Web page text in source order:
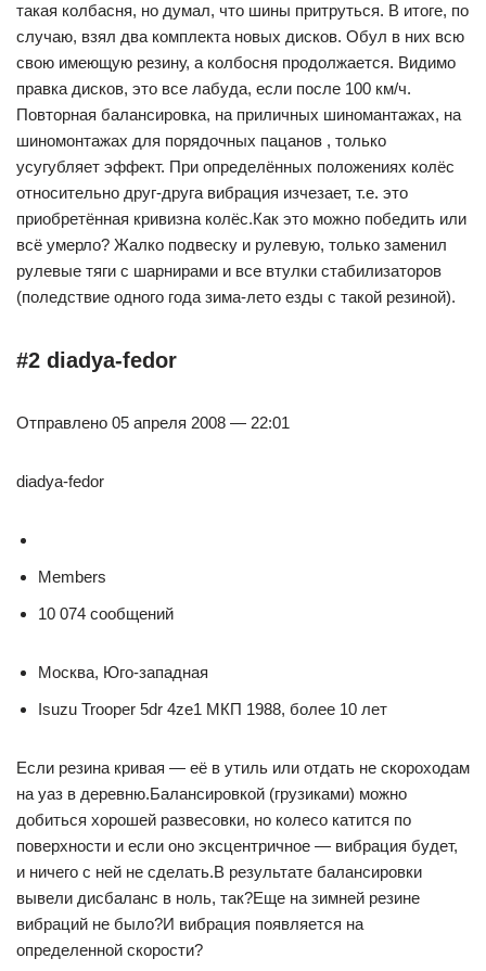
такая колбасня, но думал, что шины притруться. В итоге, по
случаю, взял два комплекта новых дисков. Обул в них всю
свою имеющую резину, а колбосня продолжается. Видимо
правка дисков, это все лабуда, если после 100 км/ч.
Повторная балансировка, на приличных шиномантажах, на
шиномонтажах для порядочных пацанов , только
усугубляет эффект. При определённых положениях колёс
относительно друг-друга вибрация изчезает, т.е. это
приобретённая кривизна колёс.Как это можно победить или
всё умерло? Жалко подвеску и рулевую, только заменил
рулевые тяги с шарнирами и все втулки стабилизаторов
(поледствие одного года зима-лето езды с такой резиной).
#2 diadya-fedor
Отправлено 05 апреля 2008 — 22:01
diadya-fedor
Members
10 074 сообщений
Москва, Юго-западная
Isuzu Trooper 5dr 4ze1 МКП 1988, более 10 лет
Если резина кривая — её в утиль или отдать не скороходам
на уаз в деревню.Балансировкой (грузиками) можно
добиться хорошей развесовки, но колесо катится по
поверхности и если оно эксцентричное — вибрация будет,
и ничего с ней не сделать.В результате балансировки
вывели дисбаланс в ноль, так?Еще на зимней резине
вибраций не было?И вибрация появляется на
определенной скорости?